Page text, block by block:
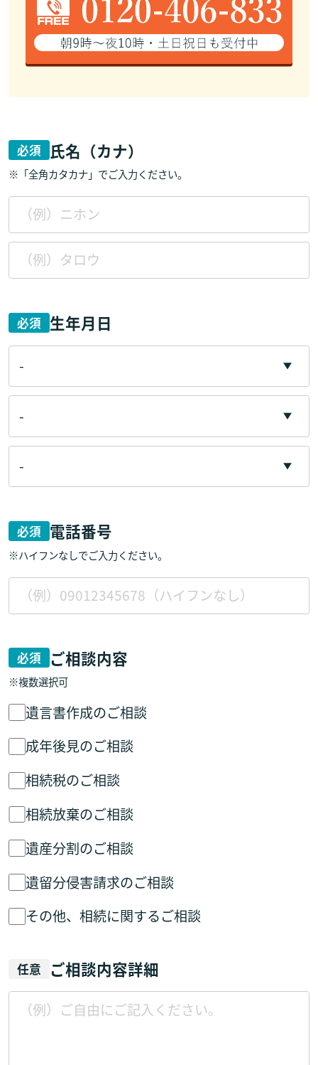
必須 氏名（カナ）
※「全角カタカナ」でご入力ください。
必須 生年月日
必須 電話番号
※ハイフンなしでご入力ください。
必須 ご相談内容
※複数選択可
遺言書作成のご相談
成年後見のご相談
相続税のご相談
相続放棄のご相談
遺産分割のご相談
遺留分侵害請求のご相談
その他、相続に関するご相談
任意 ご相談内容詳細